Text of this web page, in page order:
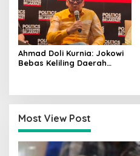
Ahmad Doli Kurnia: Jokowi
Bebas Keliling Daerah
Most View Post